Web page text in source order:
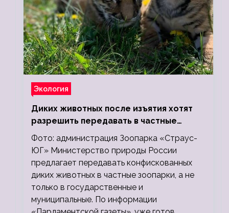
Экология
Диких животных после изъятия хотят
разрешить передавать в частные
зоопарки
Фото: администрация Зоопарка «Страус-
ЮГ» Министерство природы России
предлагает передавать конфискованных
диких животных в частные зоопарки, а не
только в государственные и
муниципальные. По информации